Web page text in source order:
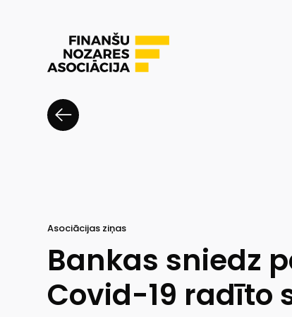
Asociācijas ziņas
Bankas sniedz
Covid-19 radīto